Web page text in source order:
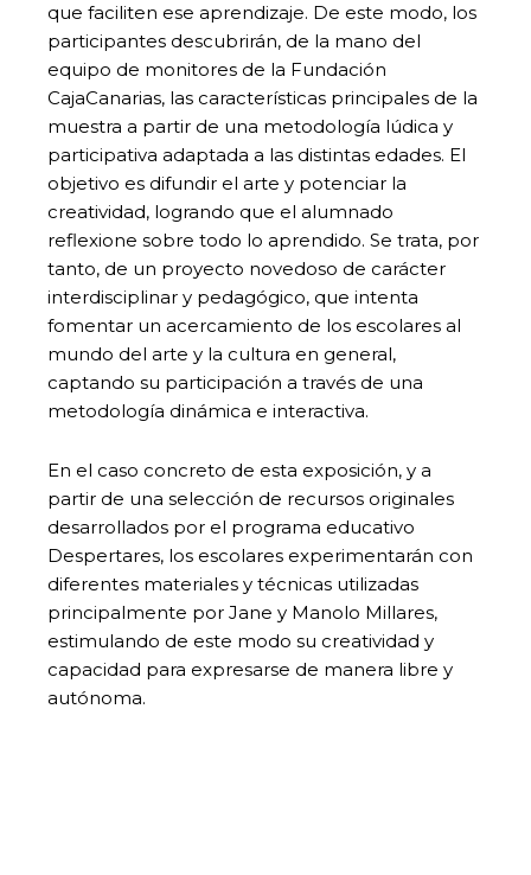
que faciliten ese aprendizaje. De este modo, los
participantes descubrirán, de la mano del
equipo de monitores de la Fundación
CajaCanarias, las características principales de la
muestra a partir de una metodología lúdica y
participativa adaptada a las distintas edades. El
objetivo es difundir el arte y potenciar la
creatividad, logrando que el alumnado
reflexione sobre todo lo aprendido. Se trata, por
tanto, de un proyecto novedoso de carácter
interdisciplinar y pedagógico, que intenta
fomentar un acercamiento de los escolares al
mundo del arte y la cultura en general,
captando su participación a través de una
metodología dinámica e interactiva.
En el caso concreto de esta exposición, y a
partir de una selección de recursos originales
desarrollados por el programa educativo
Despertares, los escolares experimentarán con
diferentes materiales y técnicas utilizadas
principalmente por Jane y Manolo Millares,
estimulando de este modo su creatividad y
capacidad para expresarse de manera libre y
autónoma.